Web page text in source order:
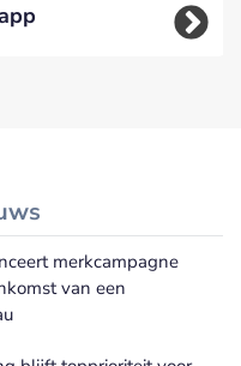
bankieren nieuws
merkcampagne
van een